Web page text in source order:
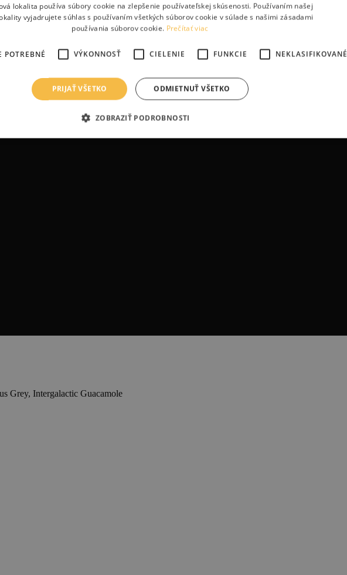
Grey, Intergalactic Guacamole
lokalita používa súbory cookie na zlepšenie používateľskej skúsenosti. Používaním našej
vyjadrujete súhlas s používaním všetkých súborov cookie v súlade s našimi zásadami
používania súborov cookie. Prečítať viac
POTREBNÉ VÝKONNOSŤ CIELENIE FUNKCIE NEKLASIFIKOVANÉ
PRIJAŤ VŠETKO ODMIETNUŤ VŠETKO
ZOBRAZIŤ PODROBNOSTI